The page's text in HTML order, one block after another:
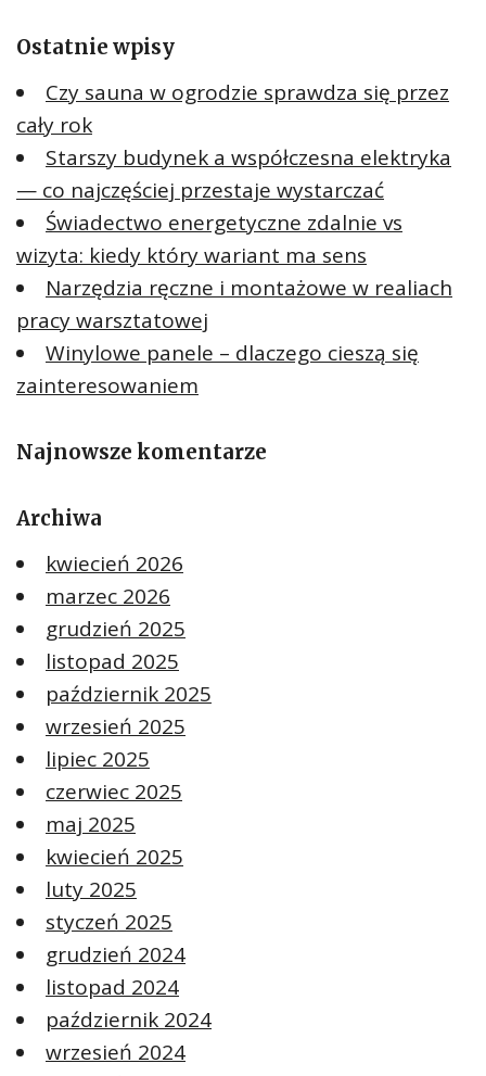
jOstatnie wpisy
Czy sauna w ogrodzie sprawdza się przez
cały rok
Starszy budynek a współczesna elektryka
— co najczęściej przestaje wystarczać
Świadectwo energetyczne zdalnie vs
wizyta: kiedy który wariant ma sens
Narzędzia ręczne i montażowe w realiach
pracy warsztatowej
Winylowe panele – dlaczego cieszą się
zainteresowaniem
Najnowsze komentarze
Archiwa
kwiecień 2026
marzec 2026
grudzień 2025
listopad 2025
październik 2025
wrzesień 2025
lipiec 2025
czerwiec 2025
maj 2025
kwiecień 2025
luty 2025
styczeń 2025
grudzień 2024
listopad 2024
październik 2024
wrzesień 2024